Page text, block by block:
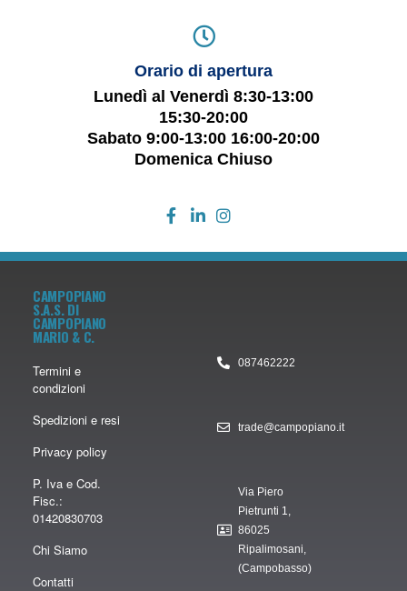
Orario di apertura
Lunedì al Venerdì 8:30-13:00
15:30-20:00
Sabato 9:00-13:00 16:00-20:00
Domenica Chiuso
CAMPOPIANO
S.A.S. DI
CAMPOPIANO
MARIO & C.
Termini e
condizioni
Spedizioni e resi
Privacy policy
P. Iva e Cod.
Fisc.:
01420830703
Chi Siamo
Contatti
087462222
trade@campopiano.it
Via Piero
Pietrunti 1,
86025
Ripalimosani,
(Campobasso)